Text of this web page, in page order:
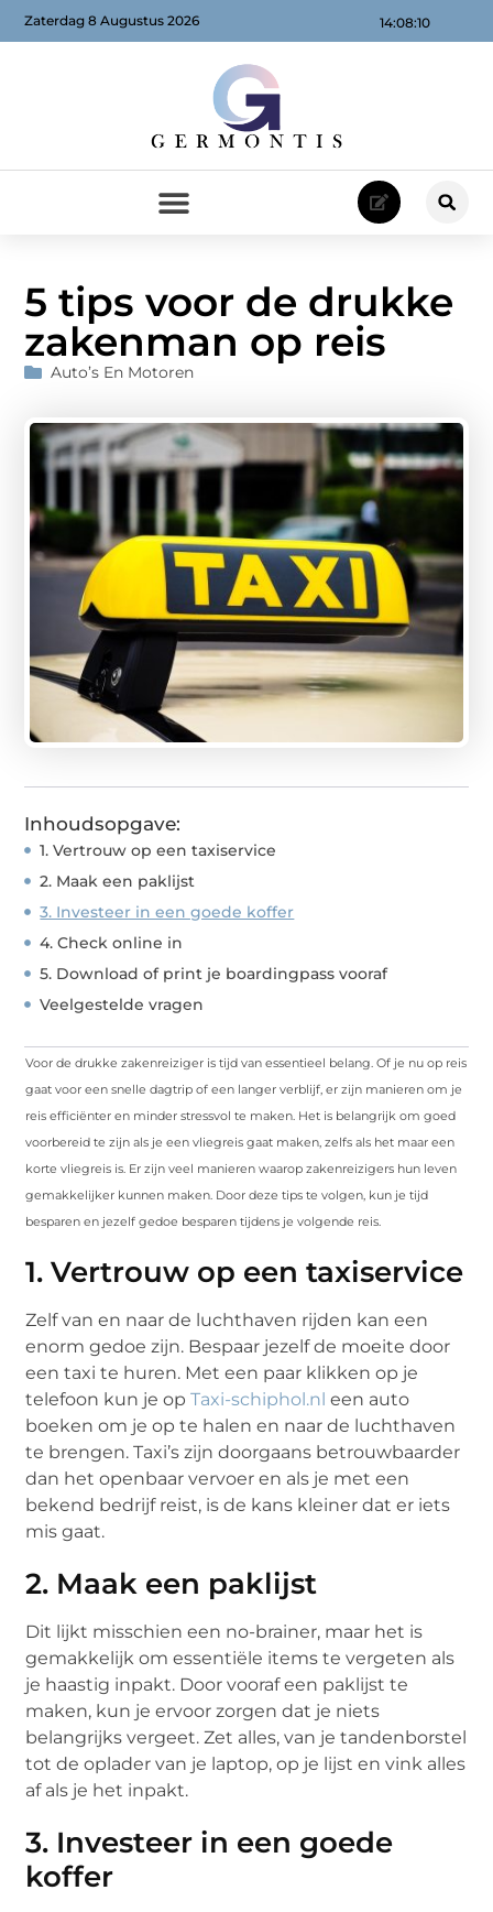
14:08:11
Zaterdag 8 Augustus 2026
5 tips voor de drukke
zakenman op reis
Auto’s En Motoren
Inhoudsopgave:
1. Vertrouw op een taxiservice
2. Maak een paklijst
3. Investeer in een goede koffer
4. Check online in
5. Download of print je boardingpass vooraf
Veelgestelde vragen
Voor de drukke zakenreiziger is tijd van essentieel belang. Of je nu op reis
gaat voor een snelle dagtrip of een langer verblijf, er zijn manieren om je
reis efficiënter en minder stressvol te maken. Het is belangrijk om goed
voorbereid te zijn als je een vliegreis gaat maken, zelfs als het maar een
korte vliegreis is. Er zijn veel manieren waarop zakenreizigers hun leven
gemakkelijker kunnen maken. Door deze tips te volgen, kun je tijd
besparen en jezelf gedoe besparen tijdens je volgende reis.
1. Vertrouw op een taxiservice
Zelf van en naar de luchthaven rijden kan een
enorm gedoe zijn. Bespaar jezelf de moeite door
een taxi te huren. Met een paar klikken op je
telefoon kun je opTaxi-schiphol.nl een auto
boeken om je op te halen en naar de luchthaven
te brengen. Taxi’s zijn doorgaans betrouwbaarder
dan het openbaar vervoer en als je met een
bekend bedrijf reist, is de kans kleiner dat er iets
mis gaat.
2. Maak een paklijst
Dit lijkt misschien een no-brainer, maar het is
gemakkelijk om essentiële items te vergeten als
je haastig inpakt. Door vooraf een paklijst te
maken, kun je ervoor zorgen dat je niets
belangrijks vergeet. Zet alles, van je tandenborstel
tot de oplader van je laptop, op je lijst en vink alles
af als je het inpakt.
3. Investeer in een goede
koffer